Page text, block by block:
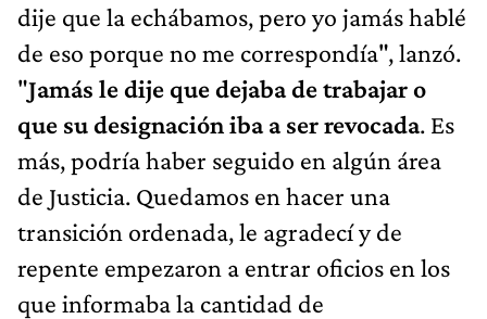
dije que la echábamos, pero yo jamás hablé
de eso porque no me correspondía", lanzó.
"Jamás le dije que dejaba de trabajar o
que su designación iba a ser revocada. Es
más, podría haber seguido en algún área
de Justicia. Quedamos en hacer una
transición ordenada, le agradecí y de
repente empezaron a entrar oficios en los
que informaba la cantidad de